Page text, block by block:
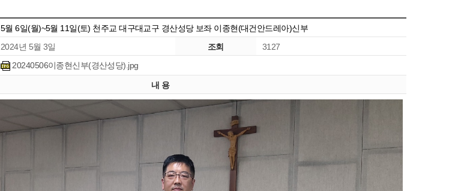
5월 6일(월)~5월 11일(토) 천주교 대구대교구 경산성당 보좌 이종현(대건안드레아)신부
2024년 5월 3일 조회
3127
20240506이종현신부(경산성당).jpg
내 용